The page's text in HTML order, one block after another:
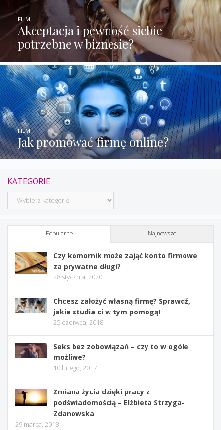
Akceptacja i pewność siebie
potrzebne w biznesie?
FILM
Jak promować firmę online?
FILM
KATEGORIE
Kategorie
Popularne Najnowsze
Czy komornik może zająć konto firmowe
za prywatne długi?
28 stycznia, 2020
Chcesz założyć własną firmę? Sprawdź,
jakie studia ci w tym pomogą!
25 czerwca, 2018
Seks bez zobowiązań – czy to w ogóle
możliwe?
10 lutego, 2017
Zmiana życia dzięki pracy z
podświadomością – Elżbieta Strzyga-
Zdanowska
29 marca, 2018